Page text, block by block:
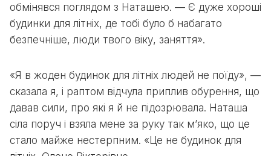
обмінявся поглядом з Наташею. — Є дуже хороші
будинки для літніх, де тобі було б набагато
безпечніше, люди твого віку, заняття».
«Я в жоден будинок для літніх людей не поїду», —
сказала я, і раптом відчула приплив обурення, що
давав сили, про які я й не підозрювала. Наташа
сіла поруч і взяла мене за руку так м’яко, що це
стало майже нестерпним. «Це не будинок для